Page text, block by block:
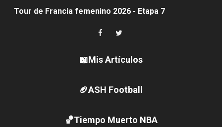
Campeonato de Europa en aguas abiertas 2026
Campeonato de Europa de saltos 2026 (París,
Women's Pro Baseball League 2026
📖Mis Artículos
🏈ASH Football
🏀Tiempo Muerto NBA